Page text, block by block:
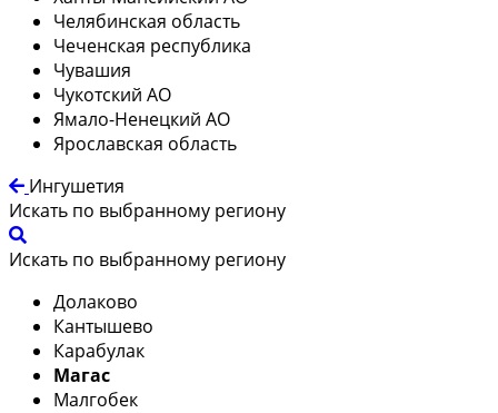
Челябинская область
Чеченская республика
Чувашия
Чукотский АО
Ямало-Ненецкий АО
Ярославская область
Ингушетия
Искать по выбранному региону
Искать по выбранному региону
Долаково
Кантышево
Карабулак
Магас
Малгобек